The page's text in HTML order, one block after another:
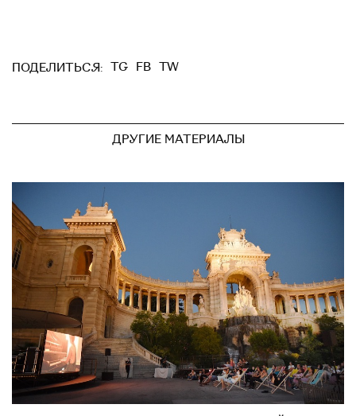
ПОДЕЛИТЬСЯ: TG FB TW
ДРУГИЕ МАТЕРИАЛЫ